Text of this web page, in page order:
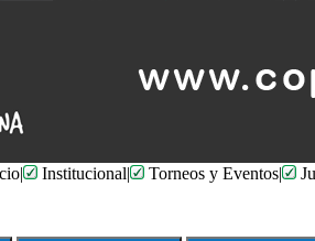
| Institucional| Torneos y Eventos|